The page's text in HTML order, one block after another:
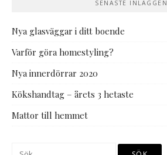
SENASTE INLÄGGEN
Nya glasväggar i ditt boende
Varför göra homestyling?
Nya innerdörrar 2020
Kökshandtag – årets 3 hetaste
Mattor till hemmet
Sök